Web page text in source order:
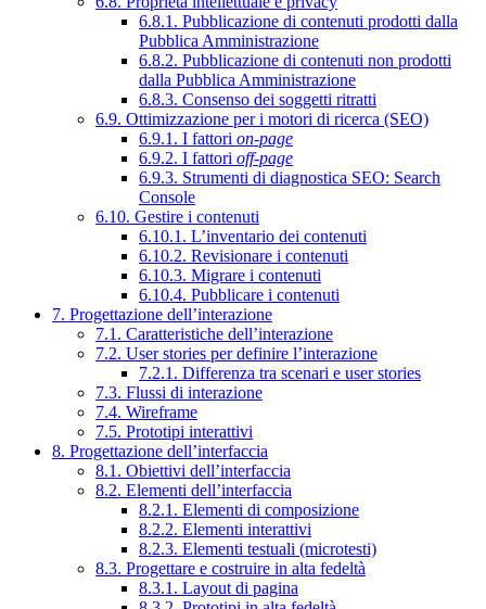
6.8.1. Pubblicazione di contenuti prodotti dalla
Pubblica Amministrazione
6.8.2. Pubblicazione di contenuti non prodotti
dalla Pubblica Amministrazione
6.8.3. Consenso dei soggetti ritratti
6.9. Ottimizzazione per i motori di ricerca (SEO)
6.9.1. I fattori on-page
6.9.2. I fattori off-page
6.9.3. Strumenti di diagnostica SEO: Search
Console
6.10. Gestire i contenuti
6.10.1. L’inventario dei contenuti
6.10.2. Revisionare i contenuti
6.10.3. Migrare i contenuti
6.10.4. Pubblicare i contenuti
7. Progettazione dell’interazione
7.1. Caratteristiche dell’interazione
7.2. User stories per definire l’interazione
7.2.1. Differenza tra scenari e user stories
7.3. Flussi di interazione
7.4. Wireframe
7.5. Prototipi interattivi
8. Progettazione dell’interfaccia
8.1. Obiettivi dell’interfaccia
8.2. Elementi dell’interfaccia
8.2.1. Elementi di composizione
8.2.2. Elementi interattivi
8.2.3. Elementi testuali (microtesti)
8.3. Progettare e costruire in alta fedeltà
8.3.1. Layout di pagina